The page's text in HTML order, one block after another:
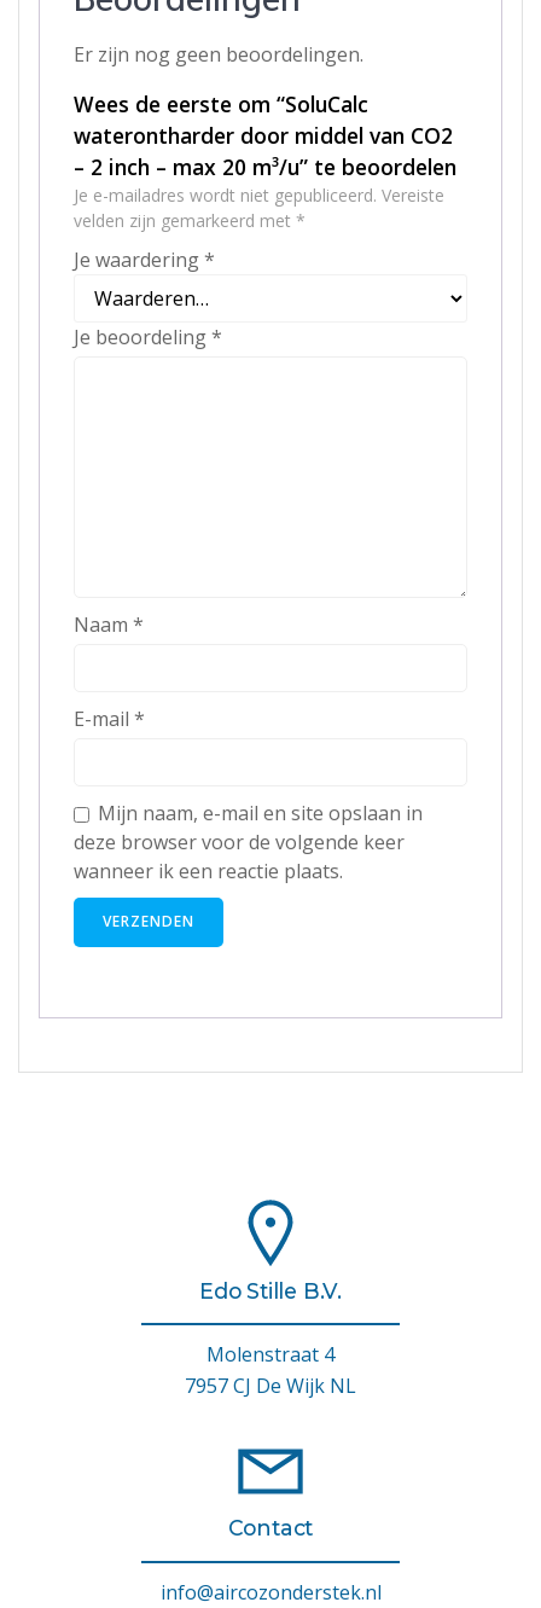
Er zijn nog geen beoordelingen.
Wees de eerste om “SoluCalc
waterontharder door middel van CO2
– 2 inch – max 20 m³/u” te beoordelen
Je e-mailadres wordt niet gepubliceerd. Vereiste
velden zijn gemarkeerd met *
Je waardering*
Je beoordeling*
Naam *
E-mail *
Mijn naam, e-mail en site opslaan in
deze browser voor de volgende keer
wanneer ik een reactie plaats.
Edo Stille B.V.
Molenstraat 4
7957 CJ De Wijk NL
Contact
info@aircozonderstek.nl